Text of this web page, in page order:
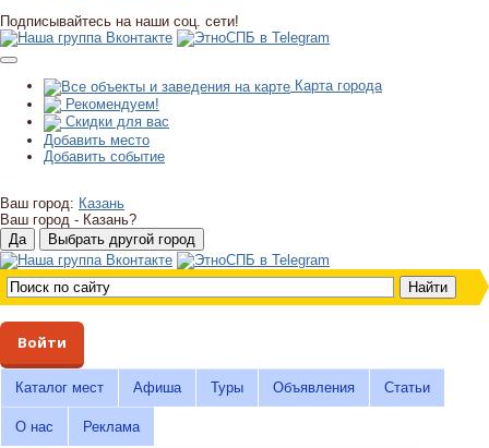
Подписывайтесь на наши соц. сети!
Карта города
Рекомендуем!
Скидки для вас
Добавить место
Добавить событие
Ваш город: Казань
Ваш город - Казань?
Войти
Каталог мест Афиша Туры Объявления Статьи
О нас Реклама